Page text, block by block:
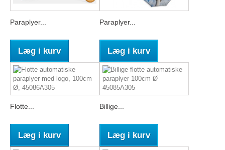
Paraplyer...
Læg i kurv
Paraplyer...
Læg i kurv
Flotte...
Læg i kurv
Billige...
Læg i kurv